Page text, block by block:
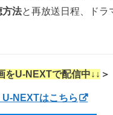
方法と再放送日程、ドラ
をU-NEXTで配信中↓↓ ＞
U-NEXTはこちら